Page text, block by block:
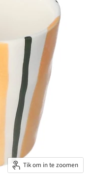
Tik om in te zoomen